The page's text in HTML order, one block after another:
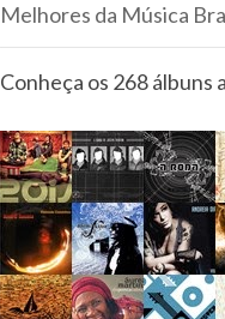
Melhores da Música
Conheça os 268 álbuns